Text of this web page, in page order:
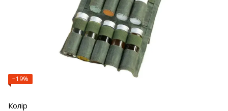
−19%
Колір